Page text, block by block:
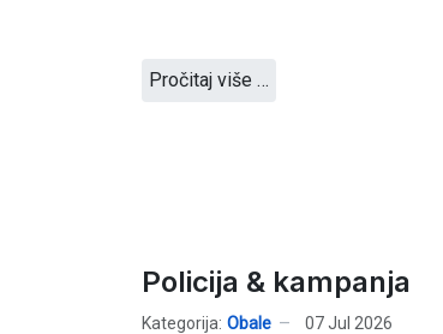
Pročitaj više …
Policija & kampanja
Kategorija: Obale 07 Jul 2026